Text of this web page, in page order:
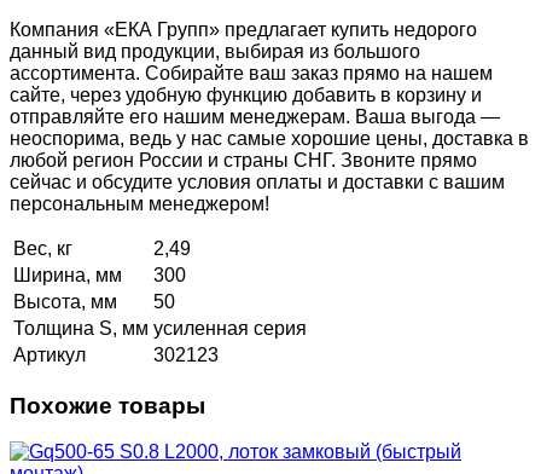
Компания «ЕКА Групп» предлагает купить недорого
данный вид продукции, выбирая из большого
ассортимента. Собирайте ваш заказ прямо на нашем
сайте, через удобную функцию добавить в корзину и
отправляйте его нашим менеджерам. Ваша выгода —
неоспорима, ведь у нас самые хорошие цены, доставка в
любой регион России и страны СНГ. Звоните прямо
сейчас и обсудите условия оплаты и доставки с вашим
персональным менеджером!
Вес, кг
2,49
Ширина, мм
300
Высота, мм
50
Толщина S, мм усиленная серия
Артикул
302123
Похожие товары